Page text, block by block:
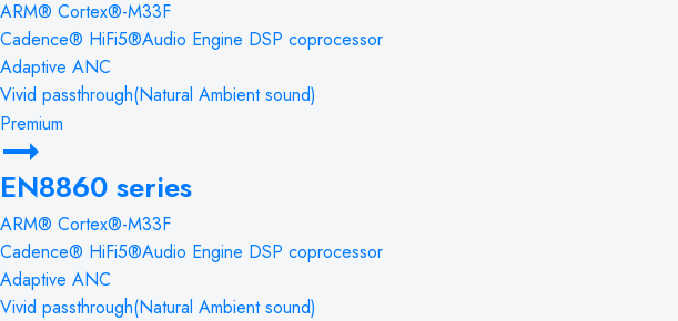
ARM® Cortex®-M33F
Cadence® HiFi5®Audio Engine DSP coprocessor
Adaptive ANC
Vivid passthrough(Natural Ambient sound)
Premium
EN8860 series
ARM® Cortex®-M33F
Cadence® HiFi5®Audio Engine DSP coprocessor
Adaptive ANC
Vivid passthrough(Natural Ambient sound)